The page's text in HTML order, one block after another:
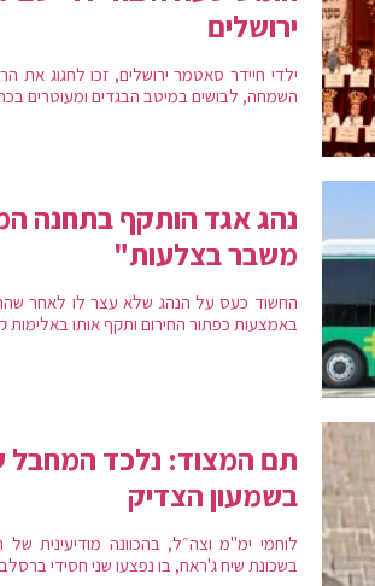
ירושלים
ילדי חיידר סאטמר ירושלים, זכו לחגוג את
השמחה, לבושים במיטב הבגדים ומעוטרים
נהג אגד הותקף בתחנה
משבר בצלעות"
החשוד כעס על הנהג שלא עצר לו לאחר
באמצעות כפתור החירום ותקף אותו באלימות
תם המצוד: נלכד המחבל
בשמעון הצדיק
לוחמי ימ"מ וצה״ל, בהכוונה מודיעינית
בשכונת שיח ג'ראח, בו נפצעו שני חסידי